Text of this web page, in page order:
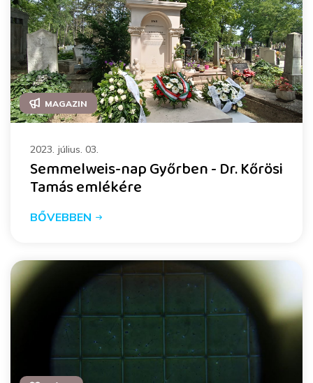
MAGAZIN
2023. július. 03.
Semmelweis-nap Győrben - Dr. Kőrösi
Tamás emlékére
BŐVEBBEN